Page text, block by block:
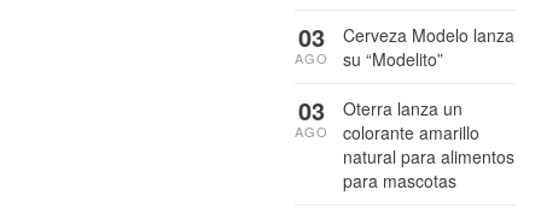
Cerveza Modelo lanza
su “Modelito”
03
AGO
Oterra lanza un
colorante amarillo
natural para alimentos
para mascotas
03
AGO